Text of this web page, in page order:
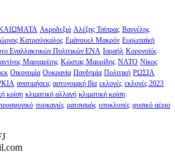
Ακροδεξιά Αλέξης Τσίπρας Βαγγέλης
Κατρούγκαλος Εμάνουελ Μακρόν Ευρωπαϊκή
Εναλλακτικών Πολιτικών ΕΝΑ Ισραήλ Κορονοϊός
Μαργαρίτης Κώστας Μαυρίδης ΝΑΤΟ Νίκος
Οικονομία Ουκρανία Πανδημία Πολιτική ΡΩΣΙΑ
ανατιμήσεις αστυνομική βία εκλογές εκλογές 2023
κρίση κλιματική αλλαγή κλιματική κρίση
πυρκαγιές ρατσισμός υποκλοπές φυσικό αέριο